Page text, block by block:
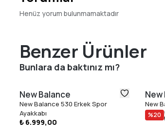
Henüz yorum bulunmamaktadır
Benzer Ürünler
Bunlara da baktınız mı?
New Balance
New Balance 530 Erkek Spor
Ayakkabı
₺ 6.999,00
New
New
%20